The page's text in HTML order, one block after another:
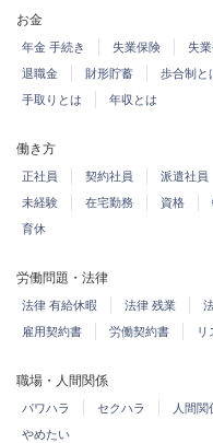
お金
年金 手続き 失業保険 失
退職金
財形貯蓄 歩合制と
手取りとは
年収とは
働き方
正社員 契約社員 派遣社員
未経験
在宅勤務 資格
育休
労働問題・法律
法律 有給休暇 法律 残業
雇用契約書
労働契約書 リ
職場・人間関係
パワハラ セクハラ 人間関
やめたい